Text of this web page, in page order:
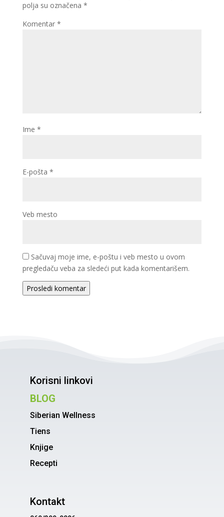
polja su označena *
Komentar *
Ime *
E-pošta *
Veb mesto
Sačuvaj moje ime, e-poštu i veb mesto u ovom
pregledaču veba za sledeći put kada komentarišem.
Prosledi komentar
Korisni linkovi
BLOG
Siberian Wellness
Tiens
Knjige
Recepti
Kontakt